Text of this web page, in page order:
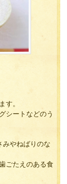
す。
シートなどのう
みやねばりのな
ごたえのある食